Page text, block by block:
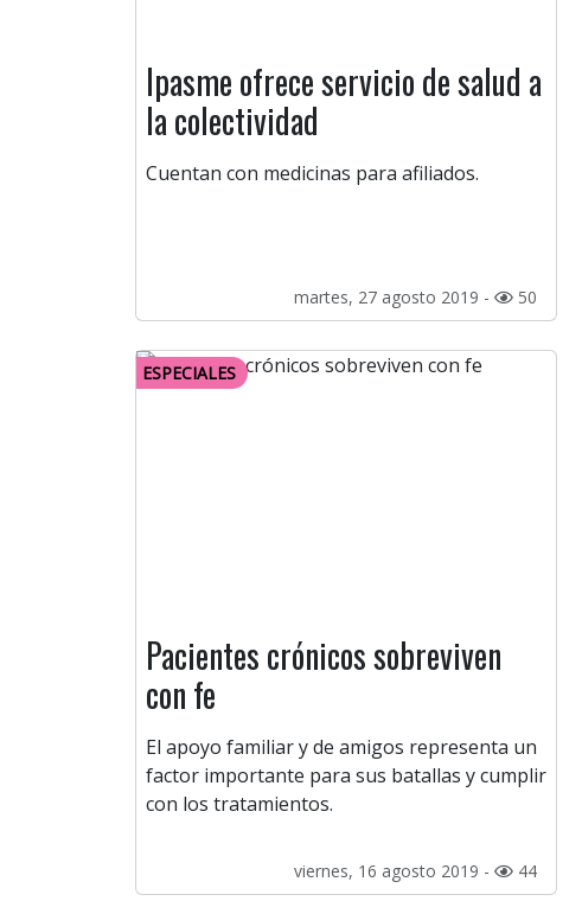
Ipasme ofrece servicio de salud a
la colectividad
Cuentan con medicinas para afiliados.
martes, 27 agosto 2019 - 50
ESPECIALES
Pacientes crónicos sobreviven
con fe
El apoyo familiar y de amigos representa un
factor importante para sus batallas y cumplir
con los tratamientos.
viernes, 16 agosto 2019 - 44